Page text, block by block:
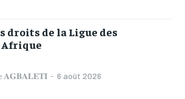
droits de la Ligue des
Afrique
𝐀𝐆𝐁𝐀𝐋𝐄𝐓𝐈 - 6 août 2026